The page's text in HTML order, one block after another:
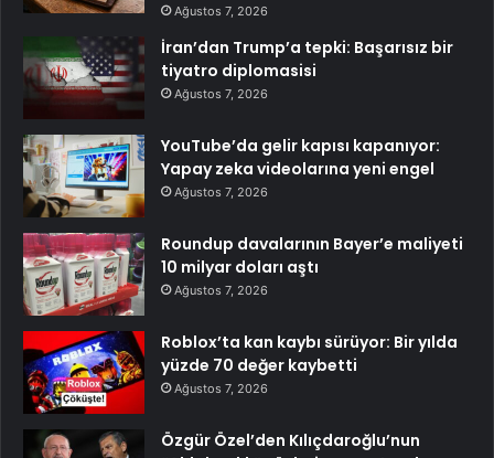
Ağustos 7, 2026
İran’dan Trump’a tepki: Başarısız bir
tiyatro diplomasisi
Ağustos 7, 2026
YouTube’da gelir kapısı kapanıyor:
Yapay zeka videolarına yeni engel
Ağustos 7, 2026
Roundup davalarının Bayer’e maliyeti
10 milyar doları aştı
Ağustos 7, 2026
Roblox’ta kan kaybı sürüyor: Bir yılda
yüzde 70 değer kaybetti
Ağustos 7, 2026
Özgür Özel’den Kılıçdaroğlu’nun